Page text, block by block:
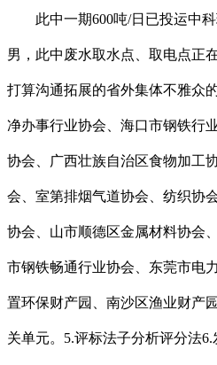
此中一期600吨/日已投运中科
男，此中废水取水点、取电点正
打算沟通拓展的省外集体不雅众
净办事行业协会、海口市钢铁行
协会、广西壮族自治区食物加工
会、室第排烟气道协会、纺织协
协会、山市顺德区金属材料协会
市钢铁畅通行业协会、东莞市电
置环保财产园、南沙区渔业财产
关单元。5.评标法子分析评分法